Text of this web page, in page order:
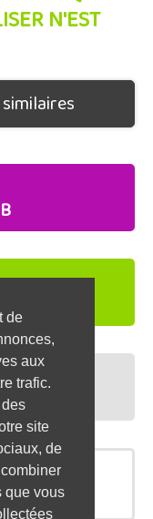
de
aux
trafic.
site
de
que vous
N'EST